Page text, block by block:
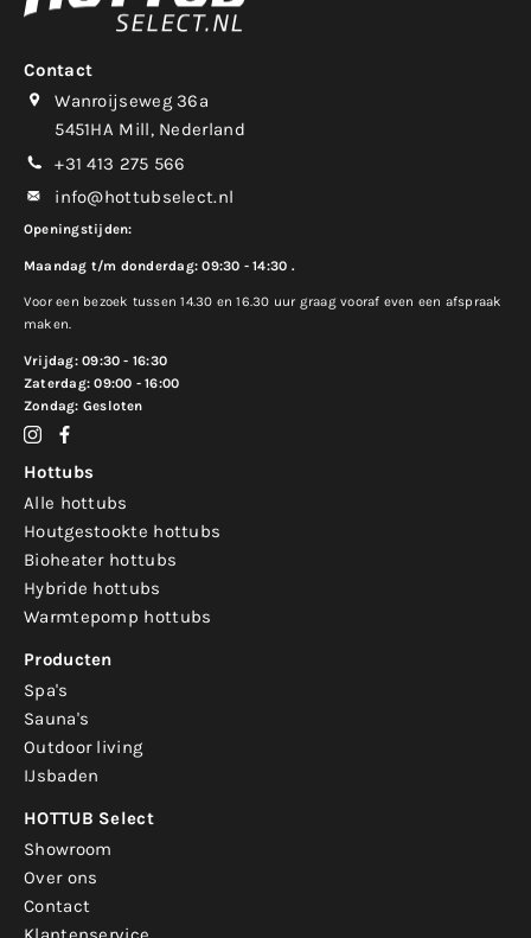
Contact
Wanroijseweg 36a
5451HA Mill, Nederland
+31 413 275 566
info@hottubselect.nl
Openingstijden:
Maandag t/m donderdag: 09:30 - 14:30 .
Voor een bezoek tussen 14.30 en 16.30 uur graag vooraf even een afspraak
maken.
Vrijdag: 09:30 - 16:30
Zaterdag: 09:00 - 16:00
Zondag: Gesloten
Hottubs
Alle hottubs
Houtgestookte hottubs
Bioheater hottubs
Hybride hottubs
Warmtepomp hottubs
Producten
Spa's
Sauna's
Outdoor living
IJsbaden
HOTTUB Select
Showroom
Over ons
Contact